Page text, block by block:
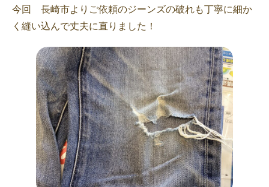
今回 長崎市よりご依頼のジーンズの破れも丁寧に細か
く縫い込んで丈夫に直りました！